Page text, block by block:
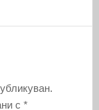
с *